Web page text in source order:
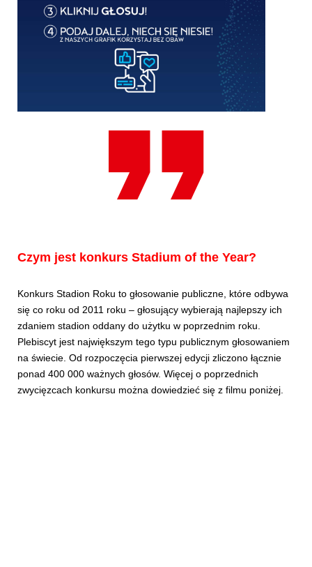
Czym jest konkurs Stadium of the Year?
Konkurs Stadion Roku to głosowanie publiczne, które odbywa
się co roku od 2011 roku – głosujący wybierają najlepszy ich
zdaniem stadion oddany do użytku w poprzednim roku.
Plebiscyt jest największym tego typu publicznym głosowaniem
na świecie. Od rozpoczęcia pierwszej edycji zliczono łącznie
ponad 400 000 ważnych głosów. Więcej o poprzednich
zwycięzcach konkursu można dowiedzieć się z filmu poniżej.